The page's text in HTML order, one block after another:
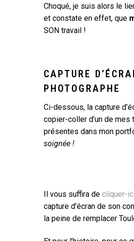
Choqué, je suis alors le
et constate en effet, que
SON travail !
CAPTURE
PHOTOGRAPHE
Ci-dessous, la capture
copier-coller d’un de
présentes dans mon
soignée !
Il vous suffira de cliquer-
capture d’écran de son
la peine de remplacer